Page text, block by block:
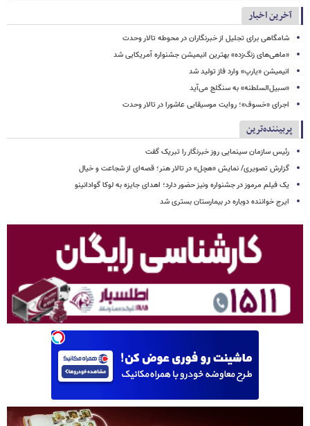
آخرین اخبار
شامگاهی برای تجلیل از خبرنگاران در محوطه تالار وحدت
«ماهی‌های زنگ‌زده» بهترین انیمیشن جشنواره آمریکایی شد
انیمیشن «یارپ» وارد فاز تولید شد
«سبیل‌السلطنه» به سنگلج می‌آید
اجرای «خسوف»؛ روایت موسیقایی عاشورا در تالار وحدت
پربیننده‌ترین
رئیس سازمان سینمایی روز خبرنگار را تبریک گفت
گزارش تصویری/ نمایش «هچل» در تالار هنر؛ قصه‌ای از شجاعت و خیال
یک فیلم مرموز در جشنواره ونیز حضور دارد؛ اهدای جایزه به لوکا گوادانینو
ایرج خواننده دوباره در بیمارستان بستری شد